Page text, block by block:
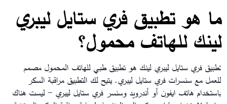
ما هو تطبيق فري ستايل ليبري
لينك للهاتف محمول؟
تطبيق فري ستايل ليبري لينك هو تطبيق طبي للهاتف المحمول مصمم
للعمل مع سنسرات فري ستايل ليبري. يتيح لك التطبيق مراقبة السكر
باستخدام هاتف ايفون أو أندرويد وسنسر فري ستايل ليبري - ليست هناك